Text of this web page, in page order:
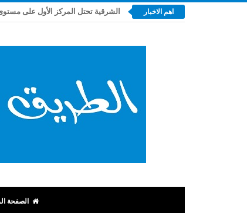
اهم الاخبار
الصفحة